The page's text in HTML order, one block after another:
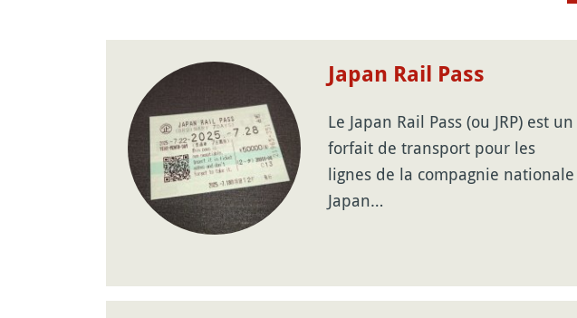
Japan Rail Pass
Le Japan Rail Pass (ou JRP) est un
forfait de transport pour les
lignes de la compagnie nationale
Japan…